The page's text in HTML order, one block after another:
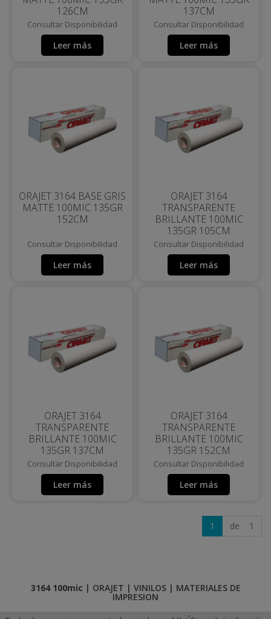
126CM
Consultar Disponibilidad
Leer más
137CM
Consultar Disponibilidad
Leer más
ORAJET 3164 BASE GRIS
MATTE 100MIC 135GR
152CM
Consultar Disponibilidad
Leer más
ORAJET 3164
TRANSPARENTE
BRILLANTE 100MIC
135GR 105CM
Consultar Disponibilidad
Leer más
ORAJET 3164
TRANSPARENTE
BRILLANTE 100MIC
135GR 137CM
Consultar Disponibilidad
Leer más
ORAJET 3164
TRANSPARENTE
BRILLANTE 100MIC
135GR 152CM
Consultar Disponibilidad
Leer más
1 de 1
3164 100mic | ORAJET | VINILOS| MATERIALES DE
IMPRESION